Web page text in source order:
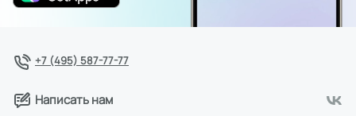
+7 (495) 587-77-77
Написать нам